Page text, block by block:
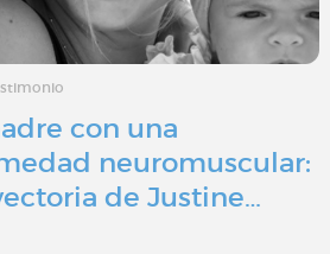
con una
neuromuscular:
de Justine…